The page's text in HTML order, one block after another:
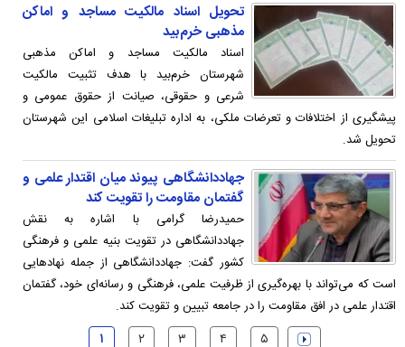
تحویل اسناد مالکیت مساجد و اماکن
مذهبی خرم‌بید
اسناد مالکیت مساجد و اماکن مذهبی
شهرستان خرم‌بید با هدف تثبیت مالکیت
شرعی و حقوقی، صیانت از حقوق عمومی و
پیشگیری از اختلافات و تعرضات ملکی، به اداره تبلیغات اسلامی این شهرستان
تحویل شد.
جهاددانشگاهی پیوند میان اقتدار علمی و
گفتمان مقاومت را تقویت کند
حمیدرضا گرامی با اشاره به نقش
جهاددانشگاهی در تقویت بنیه علمی و فرهنگی
کشور گفت: جهاددانشگاهی از جمله نهادهایی
است که می‌تواند با بهره‌گیری از ظرفیت علمی، فرهنگی و رسانه‌ای خود، گفتمان
اقتدار علمی در افق مقاومت را در جامعه تبیین و تقویت کند.
۱ ۲ ۳ ۴ ۵